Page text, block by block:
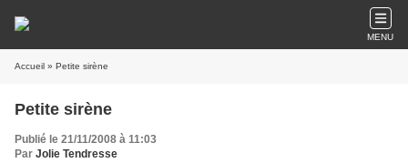
MENU
Accueil » Petite sirène
Petite sirène
Publié le 21/11/2008 à 11:03
Par Jolie Tendresse